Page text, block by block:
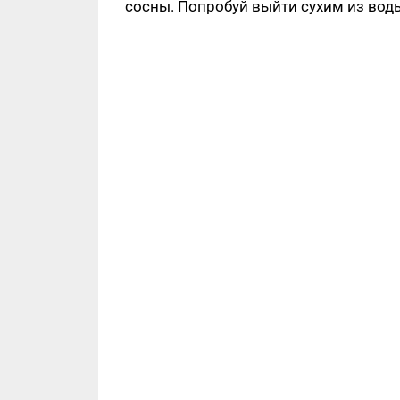
сосны. Попробуй выйти сухим из